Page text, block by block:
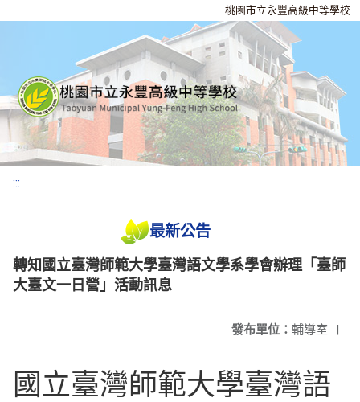
桃園市立永豐高級中等學校
:::
最新公告
轉知國立臺灣師範大學臺灣語文學系學會辦理「臺師
大臺文一日營」活動訊息
發布單位： 輔導室 |
國立臺灣師範大學臺灣語